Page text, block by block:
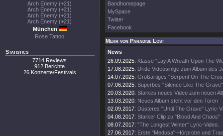
Arch Enemy (+21)
Arch Enemy (+21)
Arch Enemy (+21)
Arch Enemy (+21)
München
Rose Tattoo
Statistics
7714 Reviews
912 Berichte
26 Konzerte/Festivals
Bandhomepage
MySpace
Twitter
Facebook
Mehr von Paradise Lost
News
26.09.2025: Klasse "Lay A Wreath Upon The
17.08.2025: Dritte Videosinlge zum Album des
14.07.2025: Großartiges "Serpent On The
07.06.2025: Superbes "Silence Like The
20.03.2020: Starkes neues Video zum neuen
13.03.2020: Neues Album steht vor den Toren
02.09.2017: Düsteres "Until The Grave" Lyric-
04.08.2017: Starker Clip zu "Blood And Chaos"
08.07.2017: "The Longest Winter" Lyric-Video.
27.06.2017: Erste "Medusa"-Hörprobe und